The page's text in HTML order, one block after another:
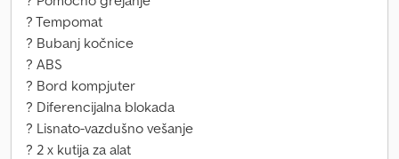
? Tempomat
? Bubanj kočnice
? ABS
? Bord kompjuter
? Diferencijalna blokada
? Lisnato-vazdušno vešanje
? 2 x kutija za alat